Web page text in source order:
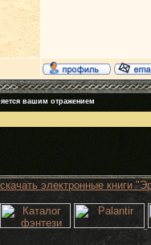
вашим отражением
электронные книги